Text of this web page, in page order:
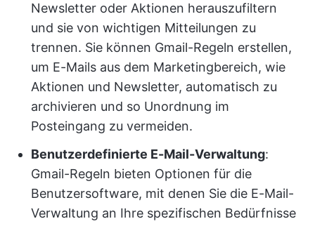
Newsletter oder Aktionen herauszufiltern
und sie von wichtigen Mitteilungen zu
trennen. Sie können Gmail-Regeln erstellen,
um E-Mails aus dem Marketingbereich, wie
Aktionen und Newsletter, automatisch zu
archivieren und so Unordnung im
Posteingang zu vermeiden.
Benutzerdefinierte E-Mail-Verwaltung:
Gmail-Regeln bieten Optionen für die
Benutzersoftware, mit denen Sie die E-Mail-
Verwaltung an Ihre spezifischen Bedürfnisse